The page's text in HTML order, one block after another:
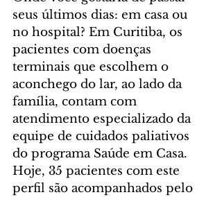
seus últimos dias: em casa ou
no hospital? Em Curitiba, os
pacientes com doenças
terminais que escolhem o
aconchego do lar, ao lado da
família, contam com
atendimento especializado da
equipe de cuidados paliativos
do programa Saúde em Casa.
Hoje, 35 pacientes com este
perfil são acompanhados pelo